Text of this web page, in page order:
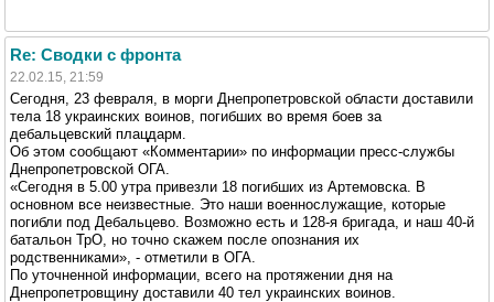
Re: Сводки с фронта
22.02.15, 21:59
Сегодня, 23 февраля, в морги Днепропетровской области доставили
тела 18 украинских воинов, погибших во время боев за
дебальцевский плацдарм.
Об этом сообщают «Комментарии» по информации пресс-службы
Днепропетровской ОГА.
«Сегодня в 5.00 утра привезли 18 погибших из Артемовска. В
основном все неизвестные. Это наши военнослужащие, которые
погибли под Дебальцево. Возможно есть и 128-я бригада, и наш 40-й
батальон ТрО, но точно скажем после опознания их
родственниками», - отметили в ОГА.
По уточненной информации, всего на протяжении дня на
Днепропетровщину доставили 40 тел украинских воинов.